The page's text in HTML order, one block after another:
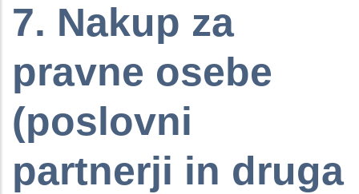
7. Nakup za
pravne osebe
(poslovni
partnerji in druga